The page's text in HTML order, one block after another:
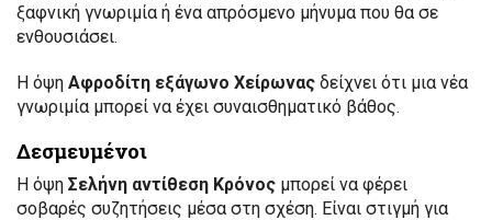
ξαφνική γνωριμία ή ένα απρόσμενο μήνυμα που θα σε
ενθουσιάσει.
Η όψη Αφροδίτη εξάγωνο Χείρωνας δείχνει ότι μια νέα
γνωριμία μπορεί να έχει συναισθηματικό βάθος.
Δεσμευμένοι
Η όψη Σελήνη αντίθεση Κρόνος μπορεί να φέρει
σοβαρές συζητήσεις μέσα στη σχέση. Είναι στιγμή για